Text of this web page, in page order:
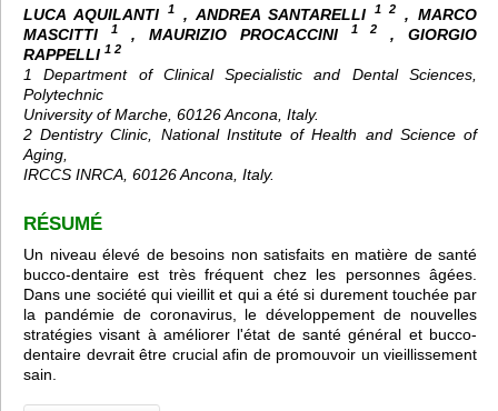
LUCA AQUILANTI 1, ANDREA SANTARELLI1 2
, MARCO
MASCITTI
1 , MAURIZIO PROCACCINI 1 2
, GIORGIO
RAPPELLI 1 2
1 Department of Clinical Specialistic and Dental Sciences,
Polytechnic
University of Marche, 60126 Ancona, Italy.
2 Dentistry Clinic, National Institute of Health and Science of
Aging,
IRCCS INRCA, 60126 Ancona, Italy.
RÉSUMÉ
Un niveau élevé de besoins non satisfaits en matière de santé
bucco-dentaire est très fréquent chez les personnes âgées.
Dans une société qui vieillit et qui a été si durement touchée par
la pandémie de coronavirus, le développement de nouvelles
stratégies visant à améliorer l'état de santé général et bucco-
dentaire devrait être crucial afin de promouvoir un vieillissement
sain.